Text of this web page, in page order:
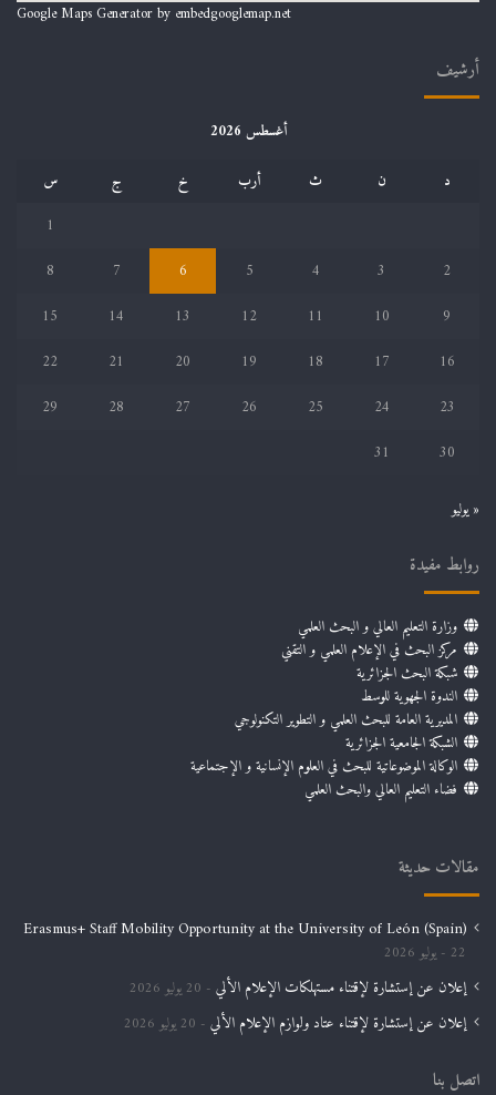
Google Maps Generator by embedgooglemap.net
أرشيف
أغسطس 2026
د
ن ث أرب خ ج
س
1
2
3
4
5
6
7
8
9
10
11
12
13
14
15
16
17
18
19
20
21
22
23
24
25
26
27
28
29
30
31
« يوليو
روابط مفيدة
وزارة التعليم العالي و البحث العلمي
مركز البحث في الإعلام العلمي و التقني
شبكة البحث الجزائرية
الندوة الجهوية للوسط
المديرية العامة للبحث العلمي و التطوير التكنولوجي
الشبكة الجامعية الجزائرية
الوكالة الموضوعاتية للبحث في العلوم الإنسانية و الإجتماعية
فضاء التعليم العالي والبحث العلمي
مقالات حديثة
Erasmus+ Staff Mobility Opportunity at the University of León (Spain)
22 يوليو 2026
إعلان عن إستشارة لإقتناء مستهلكات الإعلام الألي 20 يوليو 2026
إعلان عن إستشارة لإقتناء عتاد ولوازم الإعلام الألي 20 يوليو 2026
اتصل بنا